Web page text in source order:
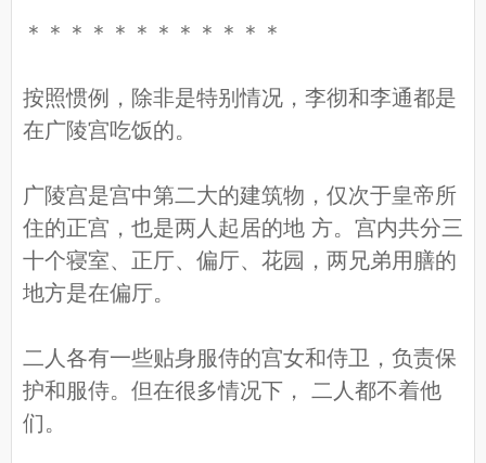
＊＊＊＊＊＊＊＊＊＊＊＊
按照惯例，除非是特别情况，李彻和李通都是
在广陵宫吃饭的。
广陵宫是宫中第二大的建筑物，仅次于皇帝所
住的正宫，也是两人起居的地 方。宫内共分三
十个寝室、正厅、偏厅、花园，两兄弟用膳的
地方是在偏厅。
二人各有一些贴身服侍的宫女和侍卫，负责保
护和服侍。但在很多情况下， 二人都不着他
们。